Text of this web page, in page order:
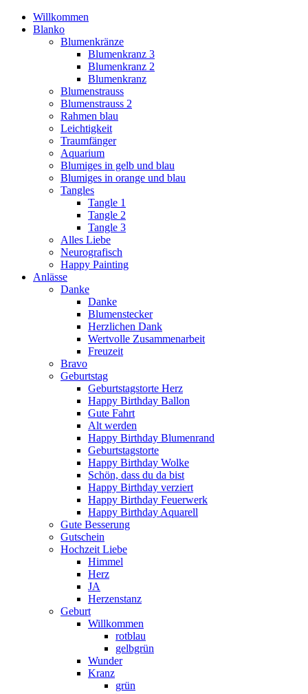
Willkommen
Blanko
Blumenkränze
Blumenkranz 3
Blumenkranz 2
Blumenkranz
Blumenstrauss
Blumenstrauss 2
Rahmen blau
Leichtigkeit
Traumfänger
Aquarium
Blumiges in gelb und blau
Blumiges in orange und blau
Tangles
Tangle 1
Tangle 2
Tangle 3
Alles Liebe
Neurografisch
Happy Painting
Anlässe
Danke
Danke
Blumenstecker
Herzlichen Dank
Wertvolle Zusammenarbeit
Freuzeit
Bravo
Geburtstag
Geburtstagstorte Herz
Happy Birthday Ballon
Gute Fahrt
Alt werden
Happy Birthday Blumenrand
Geburtstagstorte
Happy Birthday Wolke
Schön, dass du da bist
Happy Birthday verziert
Happy Birthday Feuerwerk
Happy Birthday Aquarell
Gute Besserung
Gutschein
Hochzeit Liebe
Himmel
Herz
JA
Herzenstanz
Geburt
Willkommen
rotblau
gelbgrün
Wunder
Kranz
grün